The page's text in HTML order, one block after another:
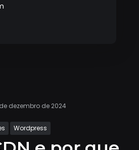
dezembro de 2024
Wordpress